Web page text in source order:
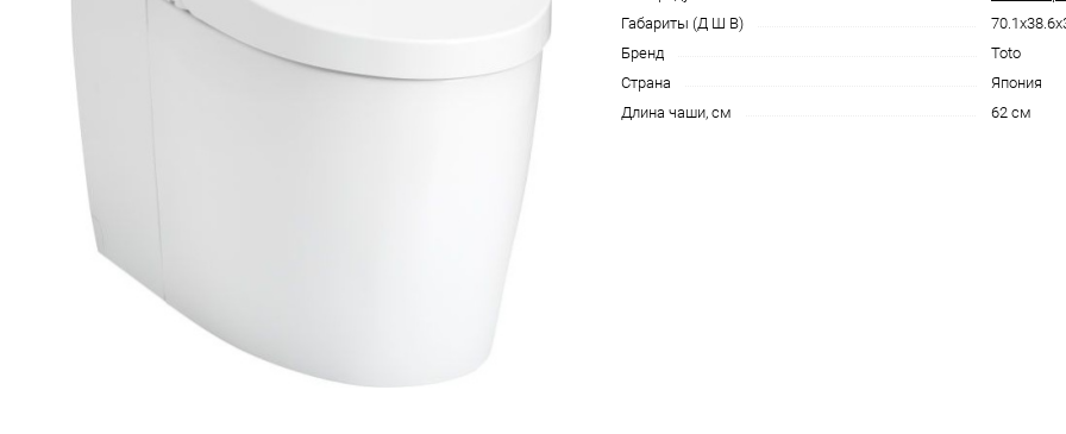
Габариты (Д Ш В)
Бренд
Toto
Страна
Япония
Длина чаши, см
62 см